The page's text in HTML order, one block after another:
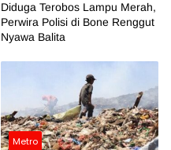
Diduga Terobos Lampu Merah,
Perwira Polisi di Bone Renggut
Nyawa Balita
Metro